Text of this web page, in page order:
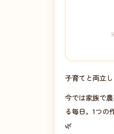
子育てと両立
今では家族で
る毎日。1つの
🌿